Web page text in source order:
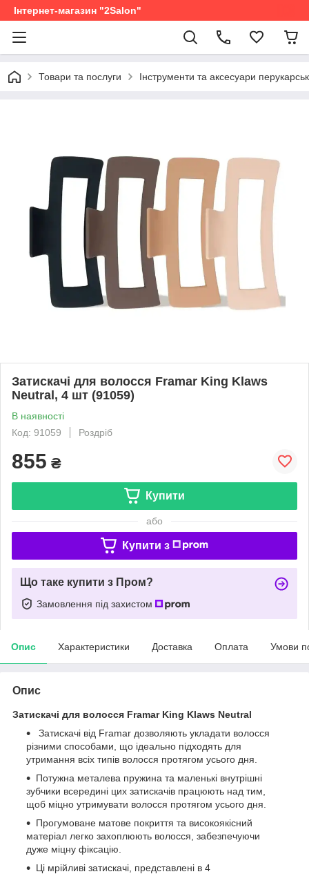
Інтернет-магазин "2Salon"
Товари та послуги Інструменти та аксесуари
Затискачі для волосся Framar King Klaws
Neutral, 4 шт (91059)
В наявності
Код: 91059
Роздріб
855 ₴
Купити
або
Купити з
Що таке купити з Пром?
Замовлення під захистом
Опис Характеристики Доставка Оплата Умови
Опис
Затискачі для волосся Framar King Klaws Neutral
Затискачі від Framar дозволяють укладати волосся
різними способами, що ідеально підходять для
утримання всіх типів волосся протягом усього дня.
Потужна металева пружина та маленькі внутрішні
зубчики всередині цих затискачів працюють над тим,
щоб міцно утримувати волосся протягом усього дня.
Прогумоване матове покриття та високоякісний
матеріал легко захоплюють волосся, забезпечуючи
дуже міцну фіксацію.
Ці мрійливі затискачі, представлені в 4